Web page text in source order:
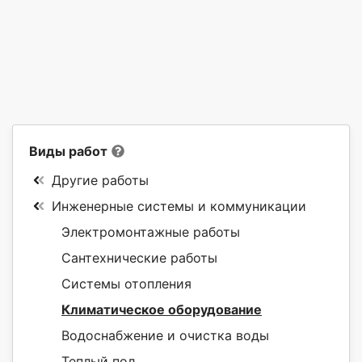
Виды работ
Другие работы
Инженерные системы и коммуникации
Электромонтажные работы
Сантехнические работы
Системы отопления
Климатическое оборудование
Водоснабжение и очистка воды